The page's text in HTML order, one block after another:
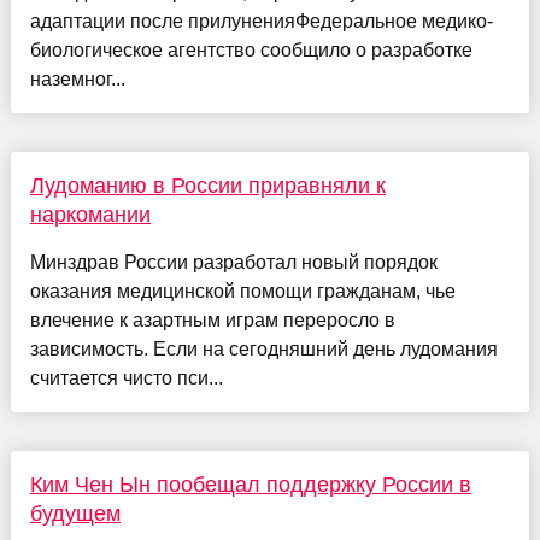
адаптации после прилуненияФедеральное медико-
биологическое агентство сообщило о разработке
наземног...
Лудоманию в России приравняли к
наркомании
Минздрав России разработал новый порядок
оказания медицинской помощи гражданам, чье
влечение к азартным играм переросло в
зависимость. Если на сегодняшний день лудомания
считается чисто пси...
Ким Чен Ын пообещал поддержку России в
будущем